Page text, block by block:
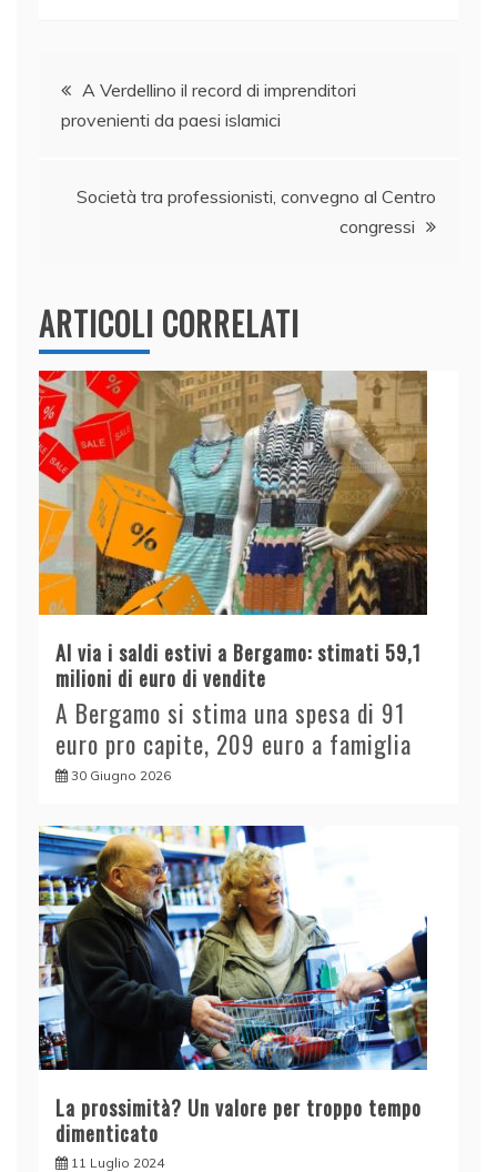
b
o
k
dI
n
A
p
vi
Navigazione
articoli
A Verdellino il record di imprenditori
provenienti da paesi islamici
Società tra professionisti, convegno al Centro
congressi
ARTICOLI CORRELATI
Al via i saldi estivi a Bergamo: stimati 59,1
milioni di euro di vendite
A Bergamo si stima una spesa di 91
euro pro capite, 209 euro a famiglia
30 Giugno 2026
La prossimità? Un valore per troppo tempo
dimenticato
11 Luglio 2024